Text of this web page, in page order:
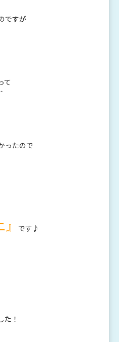
ですが
て
ったので
です♪
た！